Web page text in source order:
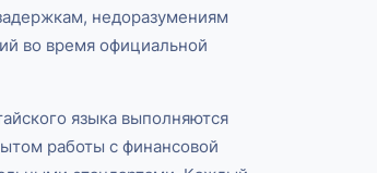
недоразумениям
во время официальной
языка выполняются
работы с финансовой